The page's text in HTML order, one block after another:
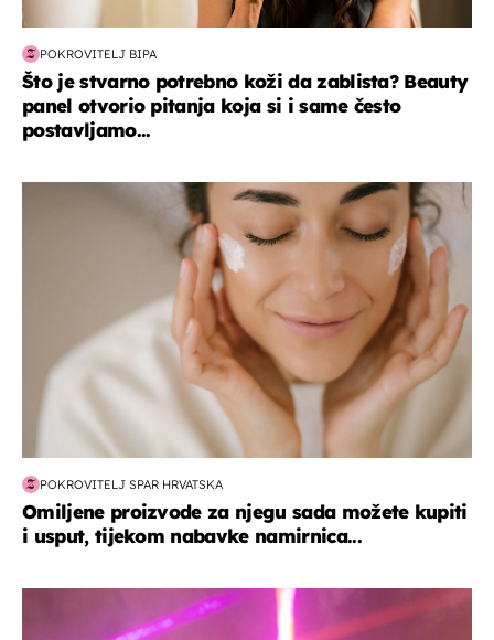
POKROVITELJ BIPA
Što je stvarno potrebno koži da zablista? Beauty
panel otvorio pitanja koja si i same često
postavljamo...
moda & ljepota
POKROVITELJ SPAR HRVATSKA
Omiljene proizvode za njegu sada možete kupiti
i usput, tijekom nabavke namirnica...